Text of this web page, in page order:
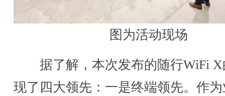
图为活动现场
据了解，本次发布的随行WiFi X
现了四大领先：一是终端领先。作